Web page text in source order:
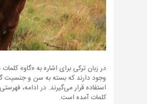
‏در زبان ترکی برای اشاره به «گاو»
وجود دارند که بسته به سن و جنسیت
استفاده قرار می‌گیرند. در ادامه،
کلمات آمده است.